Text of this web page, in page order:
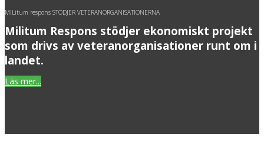
MILitum respons STÖDJER VETERANORGANISATIONERNA
Militum Respons stödjer ekonomiskt projekt
som drivs av veteranorganisationer runt om i
landet.
Läs mer...